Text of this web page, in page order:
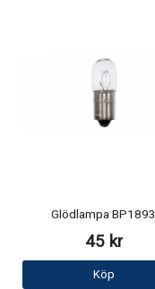
Glödlampa BP1893
45 kr
Köp